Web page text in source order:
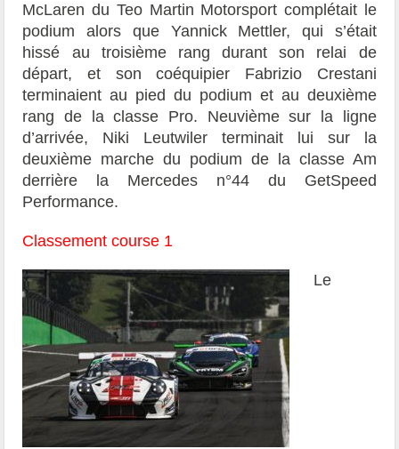
McLaren du Teo Martin Motorsport complétait le
podium alors que Yannick Mettler, qui s’était
hissé au troisième rang durant son relai de
départ, et son coéquipier Fabrizio Crestani
terminaient au pied du podium et au deuxième
rang de la classe Pro. Neuvième sur la ligne
d’arrivée, Niki Leutwiler terminait lui sur la
deuxième marche du podium de la classe Am
derrière la Mercedes n°44 du GetSpeed
Performance.
Classement course 1
Le